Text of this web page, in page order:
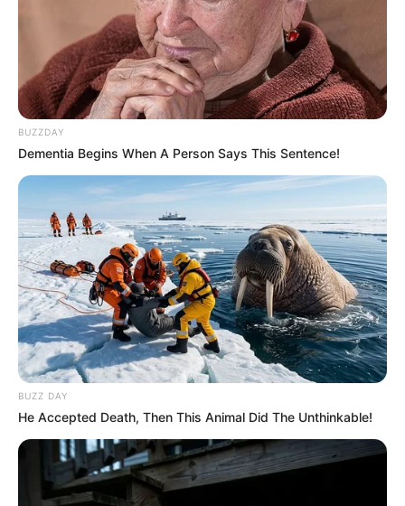
BUZZDAY
Dementia Begins When A Person Says This Sentence!
BUZZ DAY
He Accepted Death, Then This Animal Did The Unthinkable!